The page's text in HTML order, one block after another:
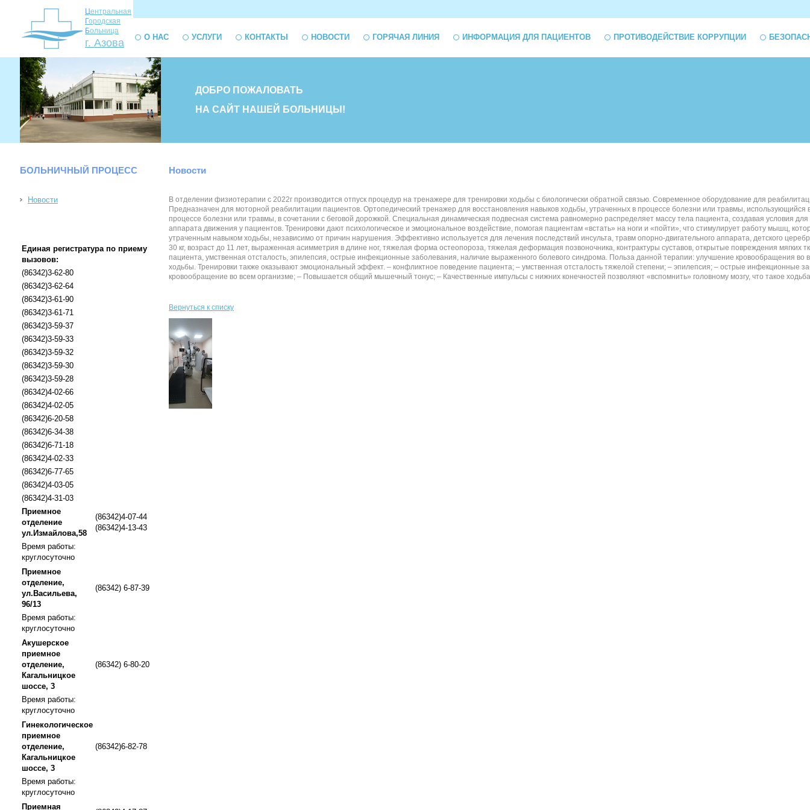
Центральная
Городская
Больница
г. Азова О НАС УСЛУГИ КОНТАКТЫ НОВОСТИ ГОРЯЧАЯ ЛИНИЯ ИНФОРМАЦИЯ ДЛЯ ПАЦИЕНТОВ ПРОТИВОДЕЙСТВИЕ КОРРУПЦИИ
ДОБРО ПОЖАЛОВАТЬ
НА САЙТ НАШЕЙ БОЛЬНИЦЫ!
БОЛЬНИЧНЫЙ ПРОЦЕСС
Новости
Единая регистратура по приему
вызовов:
(86342)3-62-80
(86342)3-62-64
(86342)3-61-90
(86342)3-61-71
(86342)3-59-37
(86342)3-59-33
(86342)3-59-32
(86342)3-59-30
(86342)3-59-28
(86342)4-02-66
(86342)4-02-05
(86342)6-20-58
(86342)6-34-38
(86342)6-71-18
(86342)4-02-33
(86342)6-77-65
(86342)4-03-05
(86342)4-31-03
Приемное
отделение
ул.Измайлова,58
(86342)4-07-44
(86342)4-13-43
Время работы:
круглосуточно
Приемное
отделение,
ул.Васильева,
96/13
(86342) 6-87-39
Время работы:
круглосуточно
Акушерское
приемное
отделение,
Кагальницкое
шоссе, 3
(86342) 6-80-20
Время работы:
круглосуточно
Гинекологическое
приемное
отделение,
Кагальницкое
шоссе, 3
(86342)6-82-78
Время работы:
круглосуточно
Приемная
Новости
В отделении физиотерапии с 2022г производится отпуск процедур на тренажере для тренировки ходьбы с биологически обратной связью. Современное оборудование для
Предназначен для моторной реабилитации пациентов. Ортопедический тренажер для восстановления навыков ходьбы, утраченных в процессе болезни или травмы,
процессе болезни или травмы, в сочетании с беговой дорожкой. Специальная динамическая подвесная система равномерно распределяет массу тела пациента, создавая условия
аппарата движения у пациентов. Тренировки дают психологическое и эмоциональное воздействие, помогая пациентам «встать» на ноги и «пойти», что стимулирует работу мышц,
утраченным навыком ходьбы, независимо от причин нарушения. Эффективно используется для лечения последствий инсульта, травм опорно-двигательного аппарата, детского
30 кг, возраст до 11 лет, выраженная асимметрия в длине ног, тяжелая форма остеопороза, тяжелая деформация позвоночника, контрактуры суставов, открытые повреждения
пациента, умственная отсталость, эпилепсия, острые инфекционные заболевания, наличие выраженного болевого синдрома. Польза данной терапии: улучшение кровообращения
ходьбы. Тренировки также оказывают эмоциональный эффект. – конфликтное поведение пациента; – умственная отсталость тяжелой степени; – эпилепсия; – острые инфекционные
кровообращение во всем организме; – Повышается общий мышечный тонус; – Качественные импульсы с нижних конечностей позволяют «вспомнить» головному мозгу, что такое
Вернуться к списку